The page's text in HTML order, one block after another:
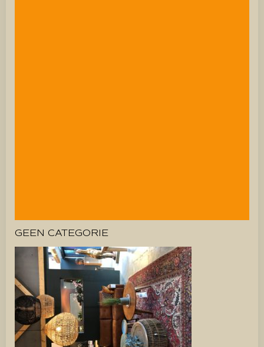
GEEN CATEGORIE